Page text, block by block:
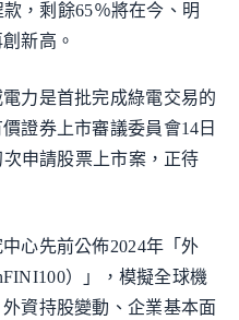
，剩餘65％將在今、明
新高。
力是首批完成綠電交易的
證券上市審議委員會14日
申請股票上市案，正待
心先前公佈2024年「外
）」，模擬全球機
資持股變動、企業基本面